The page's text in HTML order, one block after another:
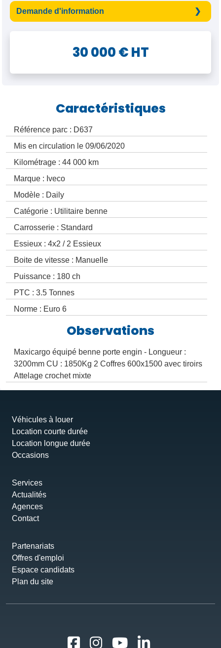
Demande d'information
30 000 € HT
Caractéristiques
Référence parc : D637
Mis en circulation le 09/06/2020
Kilométrage : 44 000 km
Marque : Iveco
Modèle : Daily
Catégorie : Utilitaire benne
Carrosserie : Standard
Essieux : 4x2 / 2 Essieux
Boite de vitesse : Manuelle
Puissance : 180 ch
PTC : 3.5 Tonnes
Norme : Euro 6
Observations
Maxicargo équipé benne porte engin - Longueur :
3200mm CU : 1850Kg 2 Coffres 600x1500 avec tiroirs
Attelage crochet mixte
Véhicules à louer
Location courte durée
Location longue durée
Occasions
Services
Actualités
Agences
Contact
Partenariats
Offres d'emploi
Espace candidats
Plan du site